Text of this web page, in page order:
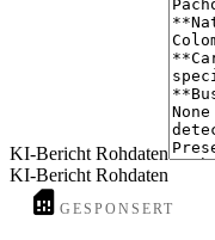
KI-Bericht Rohdaten
KI-Bericht Rohdaten
GESPONSERT